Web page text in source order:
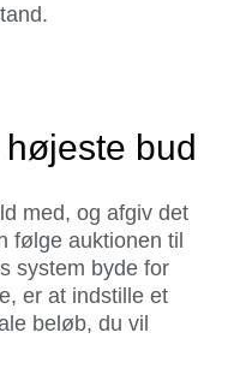
bud
med, og afgiv det
følge auktionen til
system byde for
er at indstille et
beløb, du vil